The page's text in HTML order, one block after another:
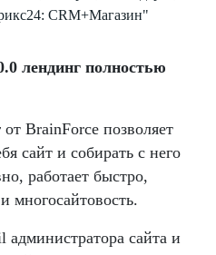
CRM+Магазин"
лендинг полностью
BrainForce позволяет
сайт и собирать с него
работает быстро,
многосайтовость.
администратора сайта и